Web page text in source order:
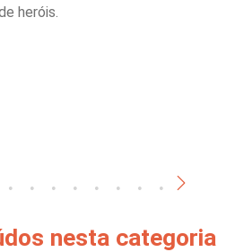
heróis.
nesta categoria